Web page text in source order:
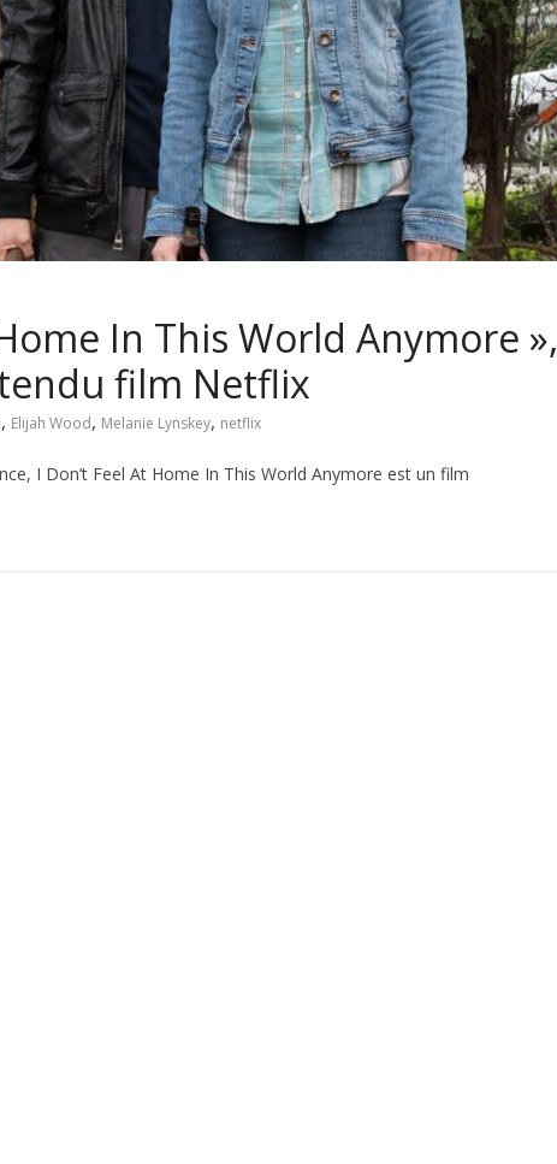
In This World Anymore »,
film Netflix
, Elijah Wood, Melanie Lynskey, netflix
I Don’t Feel At Home In This World Anymore est un film